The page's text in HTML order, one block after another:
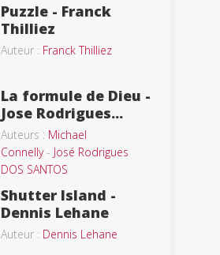
Puzzle - Franck
Thilliez
Auteur : Franck Thilliez
La formule de Dieu -
Jose Rodrigues...
Auteurs : Michael
Connelly- José Rodrigues
DOS SANTOS
Shutter Island -
Dennis Lehane
Auteur : Dennis Lehane